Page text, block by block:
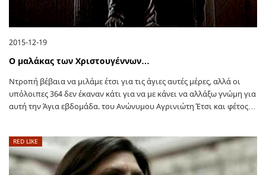
2015-12-19
Ο μαλάκας των Χριστουγέννων…
Ντροπή βέβαια να μιλάμε έτσι για τις άγιες αυτές μέρες, αλλά οι
υπόλοιπες 364 δεν έκαναν κάτι για να με κάνει να αλλάξω γνώμη για
αυτή την Άγια εβδομάδα. του Ανώνυμου Αγρινιώτη Έτσι και φέτος…
RED LIKE